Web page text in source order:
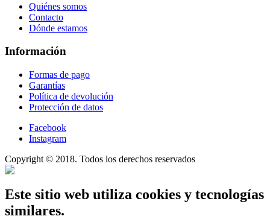
Quiénes somos
Contacto
Dónde estamos
Información
Formas de pago
Garantías
Política de devolución
Protección de datos
Facebook
Instagram
Copyright © 2018. Todos los derechos reservados
Este sitio web utiliza cookies y tecnologías
similares.